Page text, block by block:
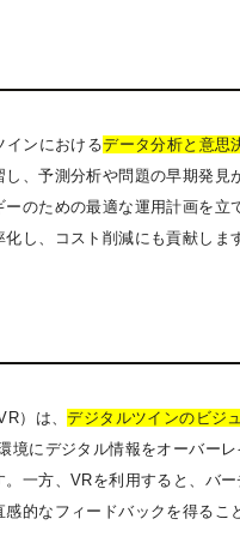
インにおけるデータ分析と意思
、予測分析や問題の早期発
のための最適な運用計画を
し、コスト削減にも貢献しま
）は、デジタルツインのビジ
境にデジタル情報をオーバー
。一方、VRを利用すると、バ
的なフィードバックを得るこ